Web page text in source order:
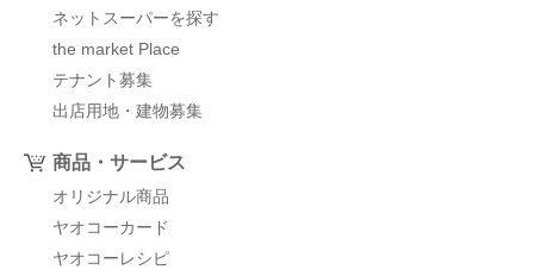
ネットスーパーを探す
the market Place
テナント募集
出店用地・建物募集
商品・サービス
オリジナル商品
ヤオコーカード
ヤオコーレシピ